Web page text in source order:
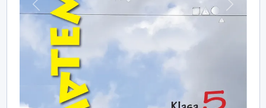
Praeitas Kitas